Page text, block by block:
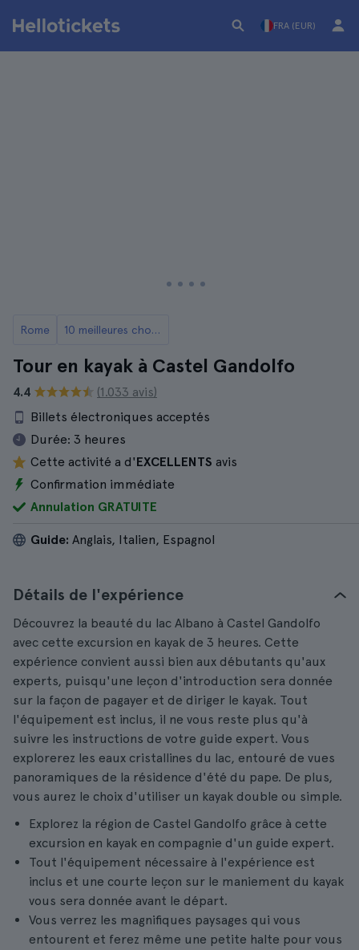
FRA (EUR)
Rome 10 meilleures choses à faire à Castel Gandolfo, Rome
Tour en kayak à Castel Gandolfo
4.4
(1.033 avis)
Billets électroniques acceptés
Durée: 3 heures
Cette activité a d'EXCELLENTS avis
Confirmation immédiate
Annulation GRATUITE
Guide: Anglais, Italien, Espagnol
Détails de l'expérience
Découvrez la beauté du lac Albano à Castel Gandolfo
avec cette excursion en kayak de 3 heures. Cette
expérience convient aussi bien aux débutants qu'aux
experts, puisqu'une leçon d'introduction sera donnée
sur la façon de pagayer et de diriger le kayak. Tout
l'équipement est inclus, il ne vous reste plus qu'à
suivre les instructions de votre guide expert. Vous
explorerez les eaux cristallines du lac, entouré de vues
panoramiques de la résidence d'été du pape. De plus,
vous aurez le choix d'utiliser un kayak double ou simple.
Explorez la région de Castel Gandolfo grâce à cette
excursion en kayak en compagnie d'un guide expert.
Tout l'équipement nécessaire à l'expérience est
inclus et une courte leçon sur le maniement du kayak
vous sera donnée avant le départ.
Vous verrez les magnifiques paysages qui vous
entourent et ferez même une petite halte pour vous